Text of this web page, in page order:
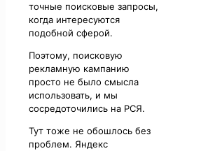
точные поисковые запросы,
когда интересуются
подобной сферой.
Поэтому, поисковую
рекламную кампанию
просто не было смысла
использовать, и мы
сосредоточились на РСЯ.
Тут тоже не обошлось без
проблем. Яндекс